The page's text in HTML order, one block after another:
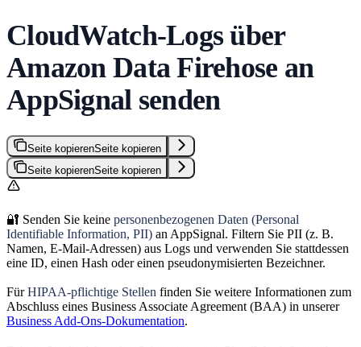
CloudWatch-Logs über
Amazon Data Firehose an
AppSignal senden
Seite kopierenSeite kopieren
Seite kopierenSeite kopieren
🔐 Senden Sie keine personenbezogenen Daten (Personal
Identifiable Information, PII) an AppSignal. Filtern Sie PII (z. B.
Namen, E-Mail-Adressen) aus Logs und verwenden Sie stattdessen
eine ID, einen Hash oder einen pseudonymisierten Bezeichner.
FürHIPAA-pflichtige Stellen finden Sie weitere Informationen zum
Abschluss eines Business Associate Agreement (BAA) in unserer
Business Add-Ons-Dokumentation.